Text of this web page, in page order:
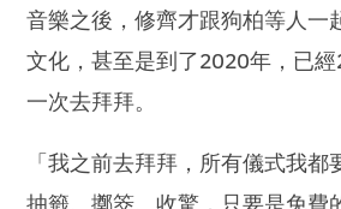
音樂之後，修齊才跟狗柏等人一
文化，甚至是到了2020年，已
一次去拜拜。
「我之前去拜拜，所有儀式我